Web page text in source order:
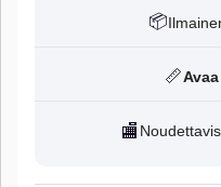
📦
📏
🏬